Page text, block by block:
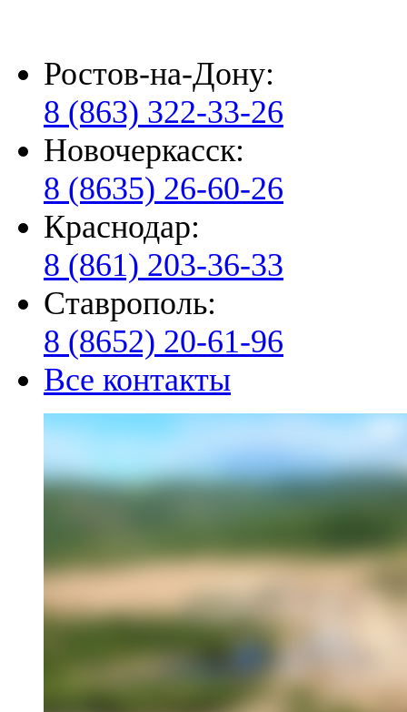
Ростов-на-Дону:
8 (863) 322-33-26
Новочеркасск:
8 (8635) 26-60-26
Краснодар:
8 (861) 203-36-33
Ставрополь:
8 (8652) 20-61-96
Все контакты